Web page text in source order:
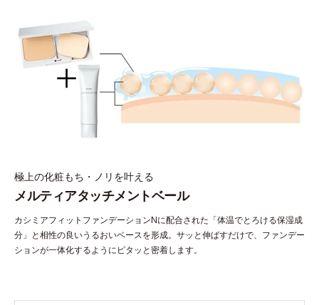
極上の化粧もち・ノリを叶える
メルティアタッチメントベール
カシミアフィットファンデーションNに配合された「体温でとろける保湿成
分」と相性の良いうるおいベースを形成。サッと伸ばすだけで、ファンデー
ションが一体化するようにピタッと密着します。